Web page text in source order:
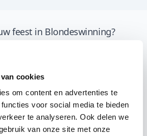
cookies
om content en advertenties te
voor social media te bieden
te analyseren. Ook delen we
van onze site met onze
feest in Blondeswinning?
zorgen dat het goed komt. Maar
jouw feest gaat boeken, wil je
het kost.
was nog nooit zo makkelijk.